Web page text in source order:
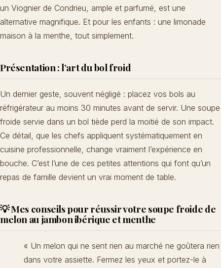
un Viognier de Condrieu, ample et parfumé, est une
alternative magnifique. Et pour les enfants : une limonade
maison à la menthe, tout simplement.
Présentation : l’art du bol froid
Un dernier geste, souvent négligé : placez vos bols au
réfrigérateur au moins 30 minutes avant de servir. Une soupe
froide servie dans un bol tiède perd la moitié de son impact.
Ce détail, que les chefs appliquent systématiquement en
cuisine professionnelle, change vraiment l’expérience en
bouche. C’est l’une de ces petites attentions qui font qu’un
repas de famille devient un vrai moment de table.
💡 Mes conseils pour réussir votre soupe froide de
melon au jambon ibérique et menthe
« Un melon qui ne sent rien au marché ne goûtera rien
dans votre assiette. Fermez les yeux et portez-le à